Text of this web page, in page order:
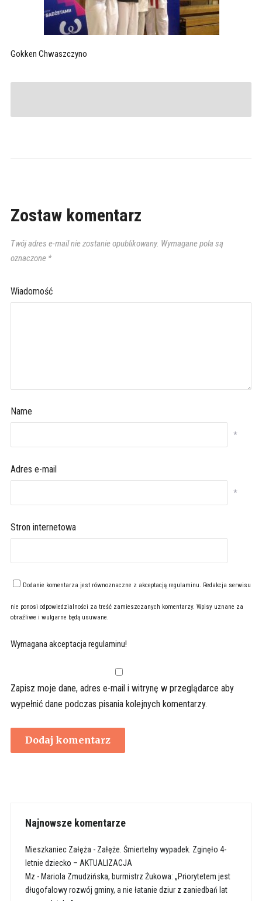
Gokken Chwaszczyno
Zostaw komentarz
Twój adres e-mail nie zostanie opublikowany. Wymagane pola są
oznaczone *
Wiadomość
Name
*
Adres e-mail
*
Stron internetowa
Dodanie komentarza jest równoznaczne z akceptacją regulaminu. Redakcja serwisu
nie ponosi odpowiedzialności za treść zamieszczanych komentarzy. Wpisy uznane za
obraźliwe i wulgarne będą usuwane.
Wymagana akceptacja regulaminu!
Zapisz moje dane, adres e-mail i witrynę w przeglądarce aby
wypełnić dane podczas pisania kolejnych komentarzy.
Najnowsze komentarze
Mieszkaniec Załęża - Załęże. Śmiertelny wypadek. Zginęło 4-
letnie dziecko – AKTUALIZACJA
Mz - Mariola Zmudzińska, burmistrz Żukowa: „Priorytetem jest
długofalowy rozwój gminy, a nie łatanie dziur z zaniedbań lat